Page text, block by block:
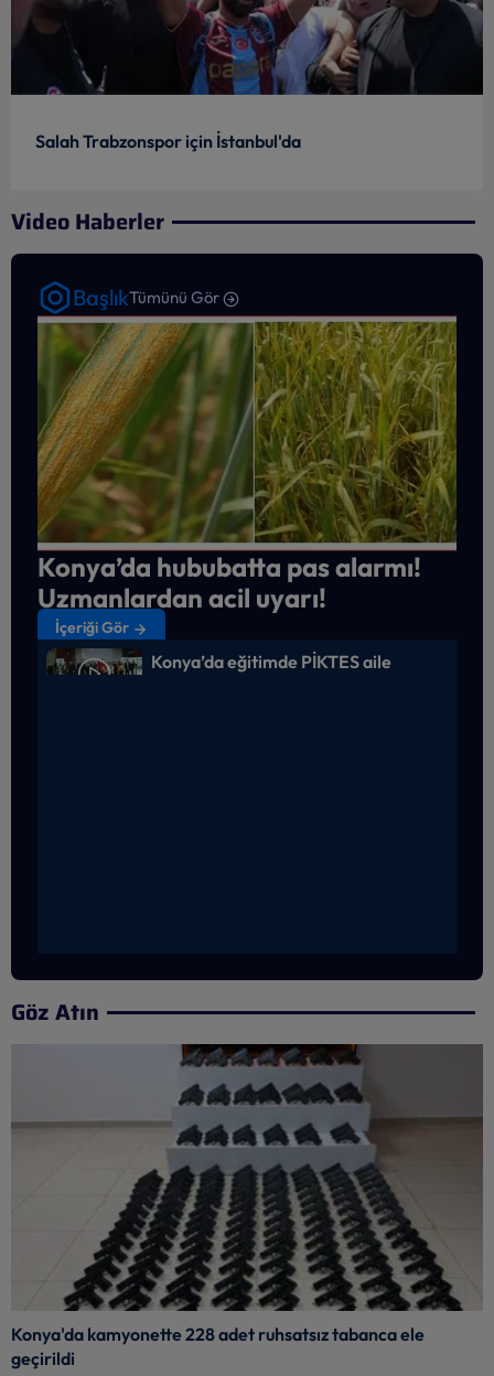
Salah Trabzonspor için İstanbul'da
Video Haberler
BaşlıkTümünü Gör
Konya’da hububatta pas alarmı!
Uzmanlardan acil uyarı!
İçeriği Gör
Konya’da eğitimde PİKTES aile
Göz Atın
Konya'da kamyonette 228 adet ruhsatsız tabanca ele
geçirildi